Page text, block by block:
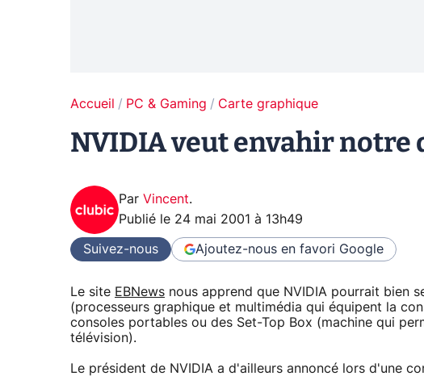
Accueil PC & Gaming Carte graphique
NVIDIA veut envahir notre
Par Vincent.
Publié le 24 mai 2001 à 13h49
Suivez-nous Ajoutez-nous en favori Google
Le site EBNews nous apprend que NVIDIA pourrait bien
(processeurs graphique et multimédia qui équipent la
consoles portables ou des Set-Top Box (machine qui
télévision).
Le président de NVIDIA a d'ailleurs annoncé lors d'une